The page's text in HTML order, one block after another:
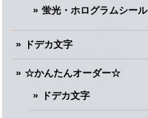
蛍光・ホログラムシール
ドデカ文字
☆かんたんオーダー☆
ドデカ文字